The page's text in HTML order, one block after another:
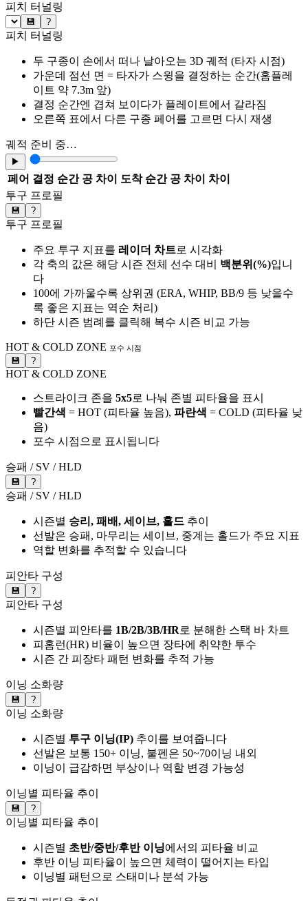
피치 터널링
💾 ?
피치 터널링
두 구종이 손에서 떠나 날아오는 3D 궤적 (타자 시점)
가운데 점선 면 = 타자가 스윙을 결정하는 순간(홈플레
이트 약 7.3m 앞)
결정 순간엔 겹쳐 보이다가 플레이트에서 갈라짐
오른쪽 표에서 다른 구종 페어를 고르면 다시 재생
궤적 준비 중…
▶
페어 결정 순간 공 차이 도착 순간 공 차이
차이
투구 프로필
💾 ?
투구 프로필
주요 투구 지표를 레이더 차트로 시각화
각 축의 값은 해당 시즌 전체 선수 대비 백분위(%)입니
다
100에 가까울수록 상위권 (ERA, WHIP, BB/9 등 낮을수
록 좋은 지표는 역순 처리)
하단 시즌 범례를 클릭해 복수 시즌 비교 가능
HOT & COLD ZONE 포수 시점
💾 ?
HOT & COLD ZONE
스트라이크 존을 5x5로 나눠 존별 피타율을 표시
빨간색 = HOT (피타율 높음), 파란색 = COLD (피타율 낮
음)
포수 시점으로 표시됩니다
승패 / SV / HLD
💾 ?
승패 / SV / HLD
시즌별 승리, 패배, 세이브, 홀드 추이
선발은 승패, 마무리는 세이브, 중계는 홀드가 주요 지표
역할 변화를 추적할 수 있습니다
피안타 구성
💾 ?
피안타 구성
시즌별 피안타를 1B/2B/3B/HR로 분해한 스택 바 차트
피홈런(HR) 비율이 높으면 장타에 취약한 투수
시즌 간 피장타 패턴 변화를 추적 가능
이닝 소화량
💾 ?
이닝 소화량
시즌별 투구 이닝(IP) 추이를 보여줍니다
선발은 보통 150+ 이닝, 불펜은 50~70이닝 내외
이닝이 급감하면 부상이나 역할 변경 가능성
이닝별 피타율 추이
💾 ?
이닝별 피타율 추이
시즌별 초반/중반/후반 이닝에서의 피타율 비교
후반 이닝 피타율이 높으면 체력이 떨어지는 타입
이닝별 패턴으로 스태미나 분석 가능